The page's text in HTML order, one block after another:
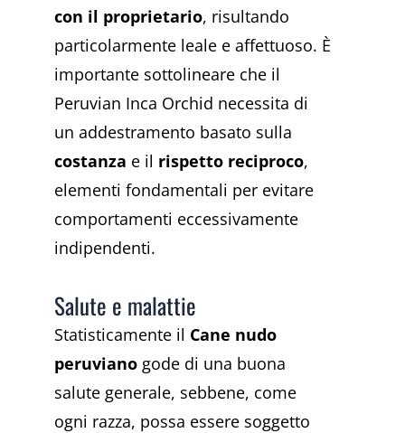
con il proprietario, risultando
particolarmente leale e affettuoso. È
importante sottolineare che il
Peruvian Inca Orchid necessita di
un addestramento basato sulla
costanza e il rispetto reciproco,
elementi fondamentali per evitare
comportamenti eccessivamente
indipendenti.
Salute e malattie
Statisticamente il Cane nudo
peruviano gode di una buona
salute generale, sebbene, come
ogni razza, possa essere soggetto